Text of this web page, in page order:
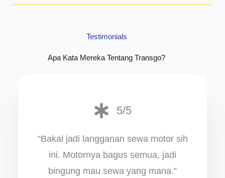
Testimonials
Apa Kata Mereka Tentang Transgo?
5/5
“Bakal jadi langganan sewa motor sih
ini. Motornya bagus semua, jadi
bingung mau sewa yang mana.”